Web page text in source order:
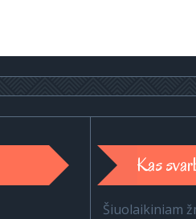
Kas
Šiuolaikiniam